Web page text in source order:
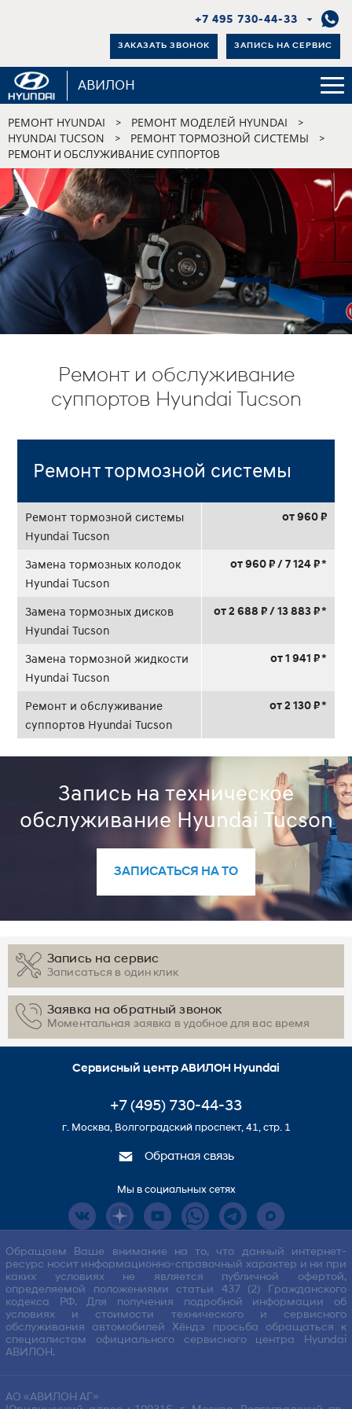
+7 495 730-44-33
ЗАКАЗАТЬ ЗВОНОК ЗАПИСЬ НА СЕРВИС
АВИЛОН
РЕМОНТ HYUNDAI > РЕМОНТ МОДЕЛЕЙ HYUNDAI >
HYUNDAI TUCSON > РЕМОНТ ТОРМОЗНОЙ СИСТЕМЫ >
РЕМОНТ И ОБСЛУЖИВАНИЕ СУППОРТОВ
Ремонт и обслуживание
суппортов Hyundai Tucson
Ремонт тормозной системы
Ремонт тормозной системы
Hyundai Tucson
от 960 ₽
Замена тормозных колодок
Hyundai Tucson
от 960 ₽ / 7 124 ₽ *
Замена тормозных дисков
Hyundai Tucson
от 2 688 ₽ / 13 883 ₽ *
Замена тормозной жидкости
Hyundai Tucson
от 1 941 ₽ *
Ремонт и обслуживание
суппортов Hyundai Tucson
от 2 130 ₽ *
Запись на техническое
обслуживание Hyundai Tucson
ЗАПИСАТЬСЯ НА ТО
Запись на сервис
Записаться в один клик
Заявка на обратный звонок
Моментальная заявка в удобное для вас время
Сервисный центр АВИЛОН Hyundai
+7 (495) 730-44-33
г. Москва, Волгоградский проспект, 41, стр. 1
Обратная связь
Мы в социальных сетях
Обращаем Ваше внимание на то, что данный интернет-
ресурс носит информационно-справочный характер и ни при
каких условиях не является публичной офертой,
определяемой положениями статьи 437 (2) Гражданского
кодекса РФ. Для получения подробной информации об
условиях и стоимости технического и сервисного
обслуживания автомобилей Хёндэ просьба обращаться к
специалистам официального сервисного центра Hyundai
АВИЛОН.
АО «АВИЛОН АГ»